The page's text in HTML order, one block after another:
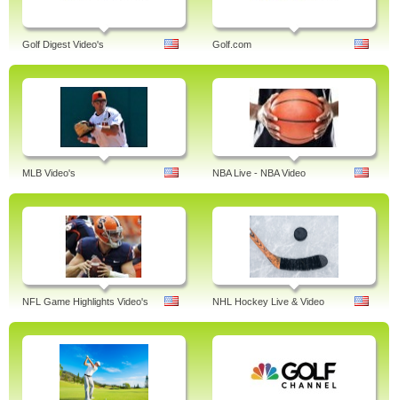
Golf Digest Video's Golf.com
MLB Video's NBA Live - NBA Video
NFL Game Highlights Video's NHL Hockey Live & Video